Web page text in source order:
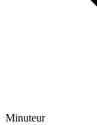
Minuteur